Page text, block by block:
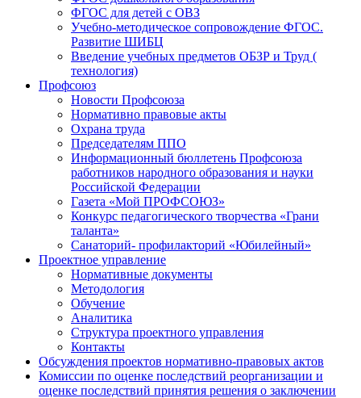
ФГОС для детей с ОВЗ
Учебно-методическое сопровождение ФГОС.
Развитие ШИБЦ
Введение учебных предметов ОБЗР и Труд (
технология)
Профсоюз
Новости Профсоюза
Нормативно правовые акты
Охрана труда
Председателям ППО
Информационный бюллетень Профсоюза
работников народного образования и науки
Российской Федерации
Газета «Мой ПРОФСОЮЗ»
Конкурс педагогического творчества «Грани
таланта»
Санаторий- профилакторий «Юбилейный»
Проектное управление
Нормативные документы
Методология
Обучение
Аналитика
Структура проектного управления
Контакты
Обсуждения проектов нормативно-правовых актов
Комиссии по оценке последствий реорганизации и
оценке последствий принятия решения о заключении